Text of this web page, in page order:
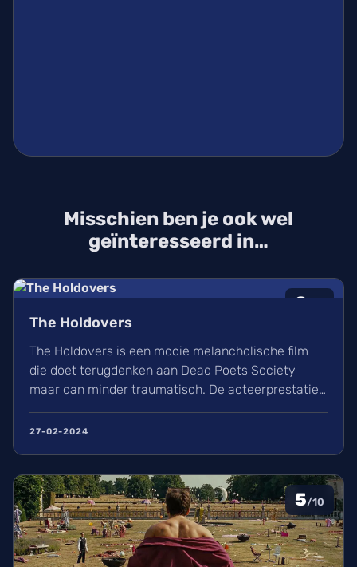
Misschien ben je ook wel
geïnteresseerd in…
8
The Holdovers
The Holdovers is een mooie melancholische film
die doet terugdenken aan Dead Poets Society
maar dan minder traumatisch. De acteerprestaties
nostalgisch en verfrissend tegelijk.
27-02-2024
5/10